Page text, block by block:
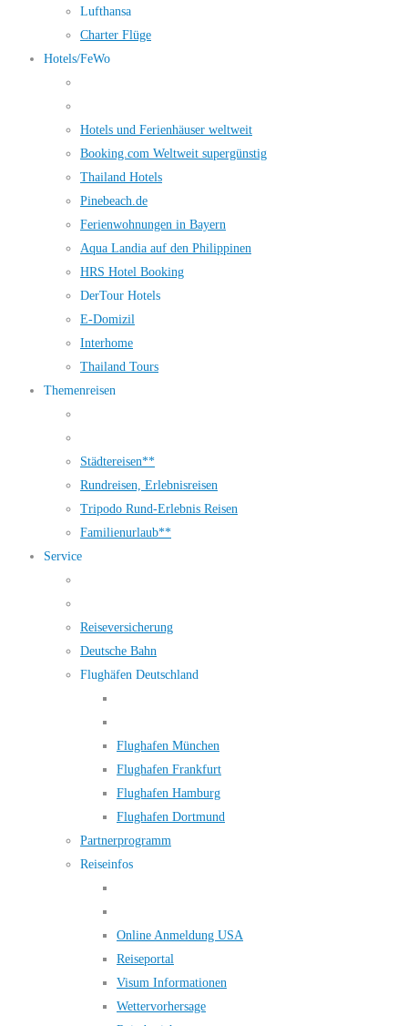
Lufthansa
Charter Flüge
Hotels/FeWo
Hotels und Ferienhäuser weltweit
Booking.com Weltweit supergünstig
Thailand Hotels
Pinebeach.de
Ferienwohnungen in Bayern
Aqua Landia auf den Philippinen
HRS Hotel Booking
DerTour Hotels
E-Domizil
Interhome
Thailand Tours
Themenreisen
Städtereisen**
Rundreisen, Erlebnisreisen
Tripodo Rund-Erlebnis Reisen
Familienurlaub**
Service
Reiseversicherung
Deutsche Bahn
Flughäfen Deutschland
Flughafen München
Flughafen Frankfurt
Flughafen Hamburg
Flughafen Dortmund
Partnerprogramm
Reiseinfos
Online Anmeldung USA
Reiseportal
Visum Informationen
Wettervorhersage